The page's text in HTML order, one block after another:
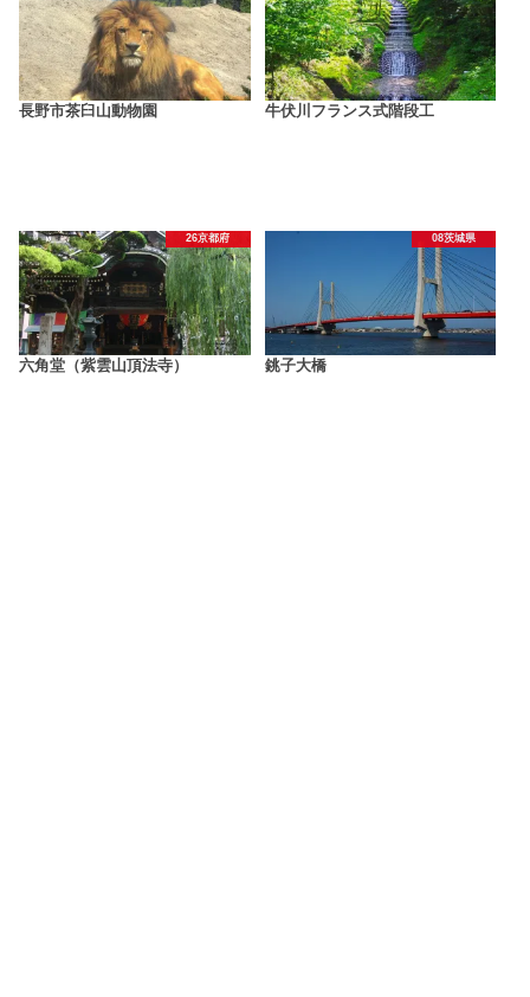
長野市茶臼山動物園 牛伏川フランス式階段工
26京都府
六角堂（紫雲山頂法寺）
08茨城県
銚子大橋